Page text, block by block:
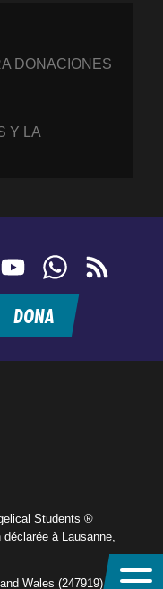
DONACIONES
Y LA
YouTubeWhatsApp
feed
DONA
Students ®
à Lausanne,
Wales (247919), and